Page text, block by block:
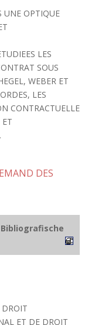
UNE OPTIQUE
LES
SOUS
WEBER ET
LES
CONTRACTUELLE
ET
DES
DROIT
ET DE DROIT